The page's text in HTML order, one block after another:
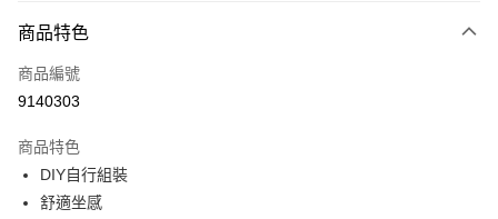
３．安心：先確認商品／服務後，再付款。
【「AFTEE先享後付」結帳流程】
結帳頁面，進行簡訊認證並確認金額後，即可完成結帳。
３．收到繳費通知簡訊後14天內，點擊此簡訊中的連結，可透過四大超商／
ATM／網路銀行／等多元方式進行付款，方視為交易完成。
購買商品的店家。未經商家同意取消之訂單仍視為有效，需透過AFTEE先享
每筆NT$99，滿NT$799(含以上)免運費
商品特色
商品編號
9140303
商品特色
DIY自行組裝
舒適坐感